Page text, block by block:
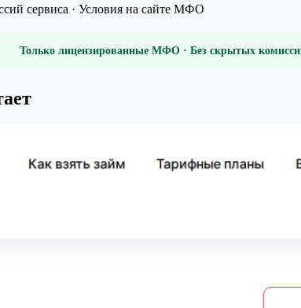
сервиса · Условия на сайте МФО
Только лицензированные МФО · Без скрытых